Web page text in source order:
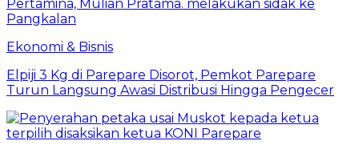
Ekonomi & Bisnis
Elpiji 3 Kg di Parepare Disorot, Pemkot Parepare
Turun Langsung Awasi Distribusi Hingga Pengecer